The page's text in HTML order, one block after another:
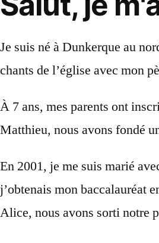
Je suis né à Dunkerque au
chants de l’église avec mon
À 7 ans, mes parents ont
Matthieu, nous avons fondé
En 2001, je me suis marié
j’obtenais mon baccalauréat
Alice, nous avons sorti notre